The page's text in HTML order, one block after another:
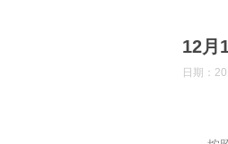
12月
日期：